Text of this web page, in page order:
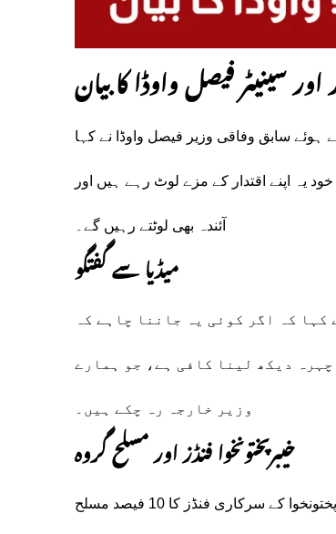
اور سینیٹر فیصل واوڈا کا بیان
ہوئے سابق وفاقی وزیر فیصل واوڈا نے کہا
یہ اپنے اقتدار کے مزے لوٹ رہے ہیں اور
آئندہ بھی لوٹتے رہیں گے۔
میڈیا سے گفتگو
کہ اگر کوئی یہ جاننا چاہے کہ
دیکھ لینا کافی ہے، جو ہمارے
وزیر خارجہ رہ چکے ہیں۔
خیبرپختونخوا فنڈز اور مسلح گروہ
فیصل واوڈا نے مولانا فضل الرحمان کے بیان کی تائید کرتے ہوئے کہا کہ خیبرپختونخوا کے سرکاری فنڈز کا 10 فیصد مسلح